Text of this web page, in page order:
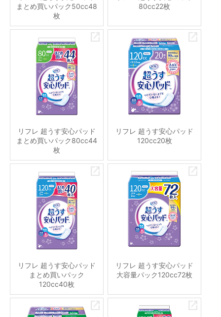
まとめ買いパック50cc48
枚
80cc22枚
リフレ 超うす安心パッド
まとめ買いパック80cc44
枚
リフレ 超うす安心パッド
120cc20枚
リフレ 超うす安心パッド
まとめ買いパック
120cc40枚
リフレ 超うす安心パッド
大容量パック120cc72枚